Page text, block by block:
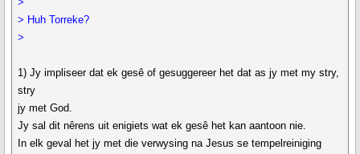
> Huh Torreke?
>
1) Jy impliseer dat ek gesê of gesuggereer het dat as jy met my stry,
stry
jy met God.
Jy sal dit nêrens uit enigiets wat ek gesê het kan aantoon nie.
In elk geval het jy met die verwysing na Jesus se tempelreiniging